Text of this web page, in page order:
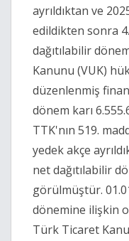
ayrıldıktan ve
edildikten sonra
dağıtılabilir
Kanunu (VUK)
düzenlenmiş
dönem karı
TTK'nın 519.
yedek akçe
net dağıtılabilir
görülmüştür.
dönemine ilişkin
Türk Ticaret